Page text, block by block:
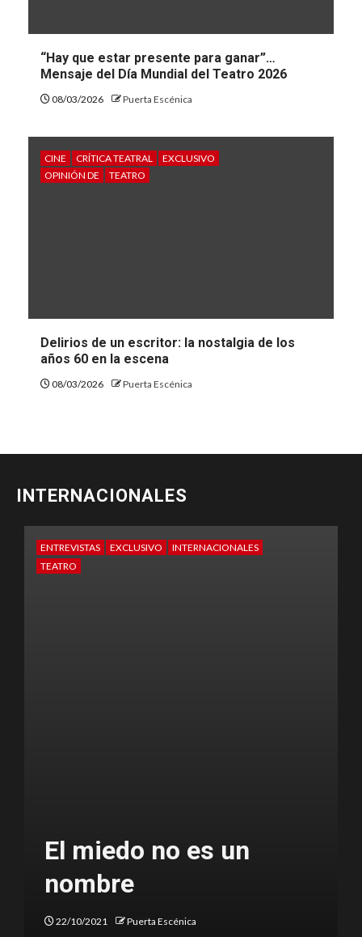
“Hay que estar presente para ganar”…
Mensaje del Día Mundial del Teatro 2026
08/03/2026 Puerta Escénica
CINE CRÍTICA TEATRAL
EXCLUSIVO
OPINIÓN DE
TEATRO
Delirios de un escritor: la nostalgia de los
años 60 en la escena
08/03/2026 Puerta Escénica
INTERNACIONALES
ENTREVISTAS EXCLUSIVO
INTERNACIONALES
TEATRO
El miedo no es un
nombre
22/10/2021 Puerta Escénica